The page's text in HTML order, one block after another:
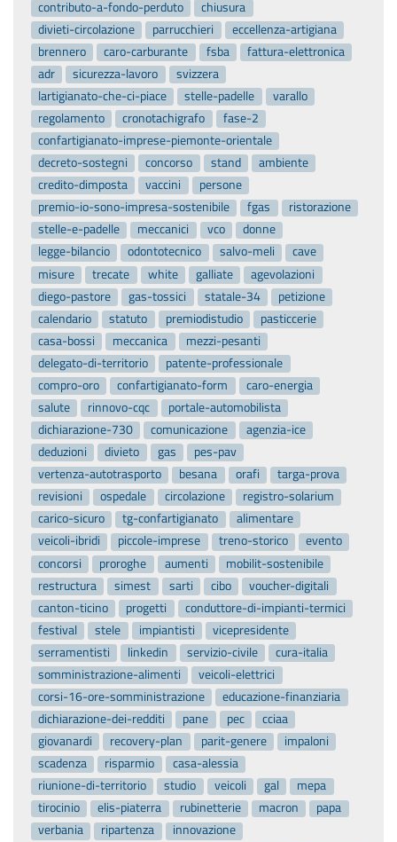
contributo-a-fondo-perduto
chiusura
divieti-circolazione
parrucchieri
eccellenza-artigiana
brennero
caro-carburante fsba
fattura-elettronica
adr
sicurezza-lavoro
svizzera
lartigianato-che-ci-piace
stelle-padelle
varallo
regolamento
cronotachigrafo
fase-2
confartigianato-imprese-piemonte-orientale
decreto-sostegni
concorso stand
ambiente
credito-dimposta
vaccini
persone
premio-io-sono-impresa-sostenibile
fgas
ristorazione
stelle-e-padelle
meccanici vco
donne
legge-bilancio
odontotecnico salvo-meli
cave
misure
trecate white galliate
agevolazioni
diego-pastore
gas-tossici statale-34
petizione
calendario
statuto premiodistudio
pasticcerie
casa-bossi
meccanica
mezzi-pesanti
delegato-di-territorio
patente-professionale
compro-oro
confartigianato-form
caro-energia
salute
rinnovo-cqc
portale-automobilista
dichiarazione-730
comunicazione
agenzia-ice
deduzioni
divieto gas
pes-pav
vertenza-autotrasporto
besana orafi
targa-prova
revisioni
ospedale circolazione
registro-solarium
carico-sicuro
tg-confartigianato
alimentare
veicoli-ibridi
piccole-imprese treno-storico
evento
concorsi
proroghe aumenti
mobilit-sostenibile
restructura
simest sarti cibo
voucher-digitali
canton-ticino
progetti
conduttore-di-impianti-termici
festival
stele impiantisti
vicepresidente
serramentisti
linkedin servizio-civile
cura-italia
somministrazione-alimenti
veicoli-elettrici
corsi-16-ore-somministrazione
educazione-finanziaria
dichiarazione-dei-redditi
pane pec
cciaa
giovanardi
recovery-plan parit-genere
impaloni
scadenza
risparmio
casa-alessia
riunione-di-territorio
studio veicoli gal
mepa
tirocinio
elis-piaterra rubinetterie macron
papa
verbania
ripartenza
innovazione